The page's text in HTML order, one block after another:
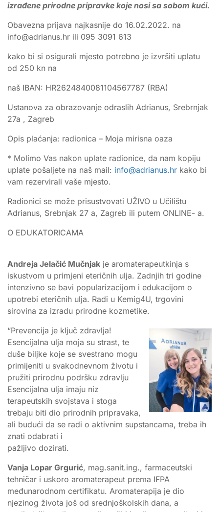
izrađene prirodne pripravke koje nosi sa sobom kući.
Obavezna prijava najkasnije do 16.02.2022. na
info@adrianus.hr ili 095 3091 613
kako bi si osigurali mjesto potrebno je izvršiti uplatu
od 250 kn na
naš IBAN: HR2624840081104567787 (RBA)
Ustanova za obrazovanje odraslih Adrianus, Srebrnjak
27a , Zagreb
Opis plaćanja: radionica – Moja mirisna oaza
* Molimo Vas nakon uplate radionice, da nam kopiju
uplate pošaljete na naš mail: info@adrianus.hr kako bi
vam rezervirali vaše mjesto.
Radionici se može prisustvovati UŽIVO u Učilištu
Adrianus, Srebnjak 27 a, Zagreb ili putem ONLINE- a.
O EDUKATORICAMA
Andreja Jelačić Mučnjak je aromaterapeutkinja s
iskustvom u primjeni eteričnih ulja. Zadnjih tri godine
intenzivno se bavi popularizacijom i edukacijom o
upotrebi eteričnih ulja. Radi u Kemig4U, trgovini
sirovina za izradu prirodne kozmetike.
“Prevencija je ključ zdravlja!
Esencijalna ulja moja su strast, te
duše biljke koje se svestrano mogu
primijeniti u svakodnevnom životu i
pružiti prirodnu podršku zdravlju
Esencijalna ulja imaju niz
terapeutskih svojstava i stoga
trebaju biti dio prirodnih pripravaka,
ali budući da se radi o aktivnim supstancama, treba ih
znati odabrati i
pažljivo dozirati.
Vanja Lopar Grgurić, mag.sanit.ing., farmaceutski
tehničar i uskoro aromaterapeut prema IFPA
međunarodnom certifikatu. Aromaterapija je dio
njezinog života još od srednjoškolskih dana, a